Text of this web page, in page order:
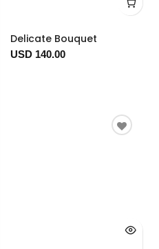
Delicate Bouquet
USD 140.00